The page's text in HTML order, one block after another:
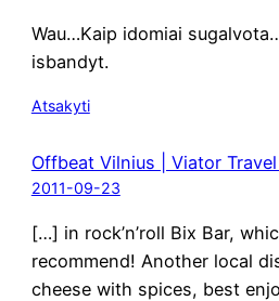
Wau…Kaip ido­miai
isbandyt.
Atsakyti
Offbeat Vilnius | Viator
2011-09-23
[…] in rock’n’roll Bix Bar,
recom­mend! Ano­ther local
che­e­se with spi­ces, best